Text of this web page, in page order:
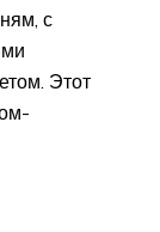
с
Этот